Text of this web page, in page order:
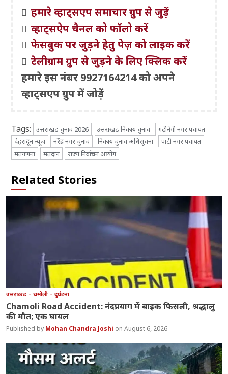
हमारे व्हाट्सएप समाचार ग्रुप से जुड़ें
व्हाट्सऐप चैनल को फॉलो करें
फेसबुक पर जुड़ने हेतु पेज़ को लाइक करें
टेलीग्राम ग्रुप से जुड़ने के लिए क्लिक करें
हमारे इस नंबर 9927164214 को अपने
व्हाट्सएप ग्रुप में जोड़ें
Tags: उत्तराखंड चुनाव 2026 उत्तराखंड निकाय चुनाव
गढ़ीनेगी नगर पंचायत
देहरादून न्यूज
नरेंद्र नगर चुनाव निकाय चुनाव अधिसूचना
पाटी नगर पंचायत
मतगणना
मतदान राज्य निर्वाचन आयोग
Related Stories
उत्तराखंड चमोली दुर्घटना
Chamoli Road Accident: नंदप्रयाग में बाइक फिसली, श्रद्धालु
की मौत; एक घायल
Mohan Chandra Joshi August 6, 2026